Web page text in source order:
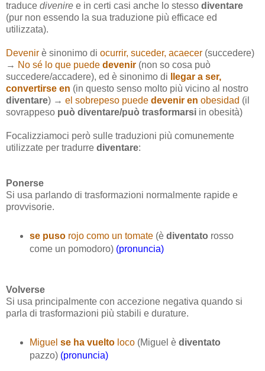
traduce divenire e in certi casi anche lo stesso diventare
(pur non essendo la sua traduzione più efficace ed
utilizzata).
Devenir è sinonimo di ocurrir, suceder, acaecer (succedere)
→ No sé lo que puede devenir (non so cosa può
succedere/accadere), ed è sinonimo di
llegar a ser,
convertirse en (in questo senso molto più vicino al nostro
diventare) → el sobrepeso puede devenir en obesidad (il
sovrappeso può diventare/può trasformarsi in obesità)
Focalizziamoci però sulle traduzioni più comunemente
utilizzate per tradurre diventare:
Ponerse
Si usa parlando di trasformazioni normalmente rapide e
provvisorie.
se pusorojo como un tomate(è diventato rosso
come un pomodoro) (pronuncia)
Volverse
Si usa principalmente con accezione negativa quando si
parla di trasformazioni più stabili e durature.
Miguel se ha vueltoloco(Miguel è diventato
pazzo) (pronuncia)